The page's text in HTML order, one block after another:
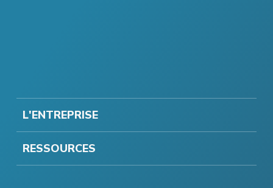
L'ENTREPRISE
RESSOURCES